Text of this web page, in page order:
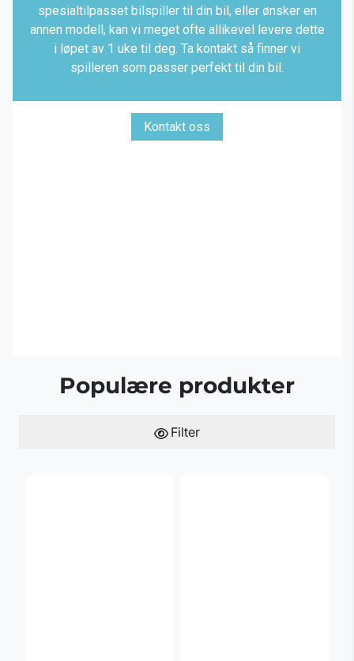
spesialtilpasset bilspiller til din bil, eller ønsker en
annen modell, kan vi meget ofte allikevel levere dette
i løpet av 1 uke til deg. Ta kontakt så finner vi
spilleren som passer perfekt til din bil.
Kontakt oss
Populære produkter
Filter